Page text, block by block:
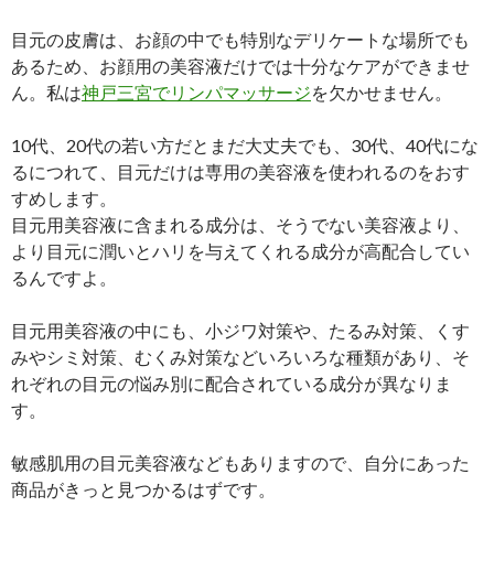
目元の皮膚は、お顔の中でも特別なデリケートな場所でも
あるため、お顔用の美容液だけでは十分なケアができませ
ん。私は神戸三宮でリンパマッサージを欠かせません。
10代、20代の若い方だとまだ大丈夫でも、30代、40代にな
るにつれて、目元だけは専用の美容液を使われるのをおす
すめします。
目元用美容液に含まれる成分は、そうでない美容液より、
より目元に潤いとハリを与えてくれる成分が高配合してい
るんですよ。
目元用美容液の中にも、小ジワ対策や、たるみ対策、くす
みやシミ対策、むくみ対策などいろいろな種類があり、そ
れぞれの目元の悩み別に配合されている成分が異なりま
す。
敏感肌用の目元美容液などもありますので、自分にあった
商品がきっと見つかるはずです。